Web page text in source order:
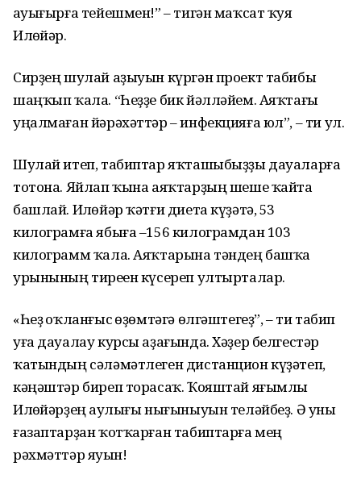
һауығырға тейешмен!” – тигән маҡсат ҡуя
Илһөйәр.
Сирҙең шулай аҙыуын күргән проект табибы
шаңҡып ҡала. “Һеҙҙе бик йәлләйем. Аяҡтағы
уңалмаған йәрәхәттәр – инфекцияға юл”, – ти ул.
Шулай итеп, табиптар яҡташыбыҙҙы дауаларға
тотона. Яйлап ҡына аяҡтарҙың шеше ҡайта
башлай. Илһөйәр ҡәтғи диета күҙәтә, 53
килограмға ябыға –156 килограмдан 103
килограмм ҡала. Аяҡтарына тәндең башҡа
урынының тиреһен күсереп ултырталар.
«Һеҙ һоҡланғыс һөҙөмтәгә өлгәштегеҙ”, – ти табип
уға дауалау курсы аҙағында. Хәҙер белгестәр
ҡатындың сәләмәтлеген дистанцион күҙәтеп,
кәңәштәр биреп торасаҡ. Ҡояштай яғымлы
Илһөйәрҙең һаулығы нығыныуын теләйбеҙ. Ә уны
ғазаптарҙан ҡотҡарған табиптарға мең
рәхмәттәр яуһын!